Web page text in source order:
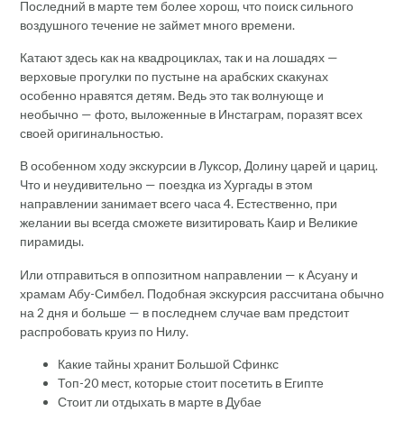
Последний в марте тем более хорош, что поиск сильного
воздушного течение не займет много времени.
Катают здесь как на квадроциклах, так и на лошадях —
верховые прогулки по пустыне на арабских скакунах
особенно нравятся детям. Ведь это так волнующе и
необычно — фото, выложенные в Инстаграм, поразят всех
своей оригинальностью.
В особенном ходу экскурсии в Луксор, Долину царей и цариц.
Что и неудивительно — поездка из Хургады в этом
направлении занимает всего часа 4. Естественно, при
желании вы всегда сможете визитировать Каир и Великие
пирамиды.
Или отправиться в оппозитном направлении — к Асуану и
храмам Абу-Симбел. Подобная экскурсия рассчитана обычно
на 2 дня и больше — в последнем случае вам предстоит
распробовать круиз по Нилу.
Какие тайны хранит Большой Сфинкс
Топ-20 мест, которые стоит посетить в Египте
Стоит ли отдыхать в марте в Дубае